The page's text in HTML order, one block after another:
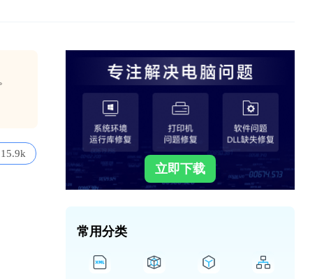
15.9k
立即下载
常用分类